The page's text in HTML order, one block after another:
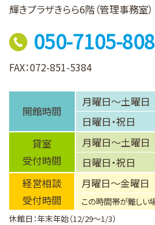
輝きプラザきらら6階（管理事務室）
050-7105-
FAX：072-851-5384
開館時間
月曜日～土曜日
日曜日・祝日
貸室
受付時間
月曜日～土曜日
日曜日・祝日
経営相談
受付時間
月曜日～金曜日
この時間帯が難しい
休館日：年末年始（12/29～1/3）